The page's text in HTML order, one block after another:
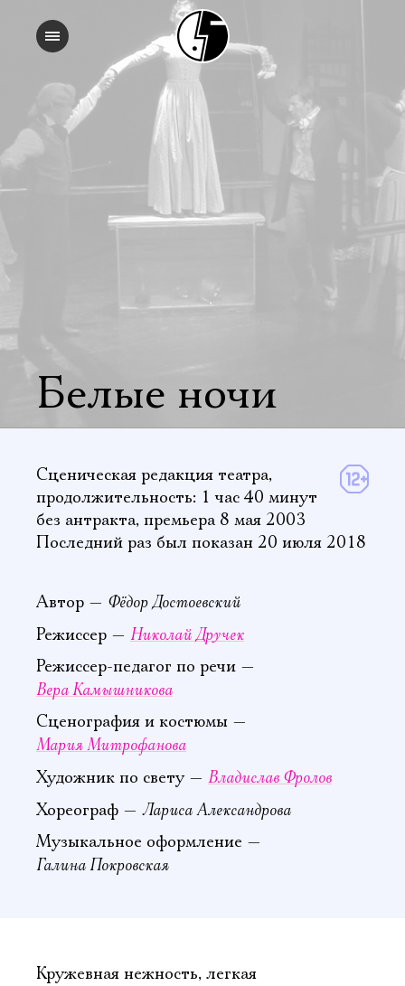
Белые ночи
Сценическая редакция театра,
продолжительность: 1 час 40 минут
без антракта, премьера 8 мая 2003
Последний раз был показан 20 июля 2018
Автор — Фёдор Достоевский
Режиссер — Николай Дручек
Режиссер-педагог по речи —
Вера Камышникова
Сценография и костюмы —
Мария Митрофанова
Художник по свету — Владислав Фролов
Хореограф — Лариса Александрова
Музыкальное оформление —
Галина Покровская
Кружевная нежность, легкая